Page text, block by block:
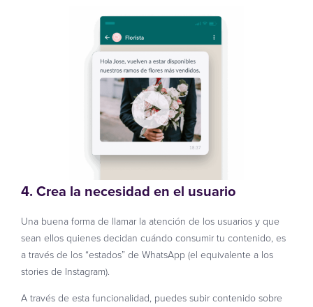
4. Crea la necesidad en el usuario
Una buena forma de llamar la atención de los usuarios y que
sean ellos quienes decidan cuándo consumir tu contenido, es
a través de los “estados” de WhatsApp (el equivalente a los
stories de Instagram).
A través de esta funcionalidad, puedes subir contenido sobre